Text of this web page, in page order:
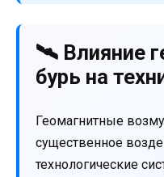
🛰️ Влияние
бурь на
Геомагнитные
существенное
технологические